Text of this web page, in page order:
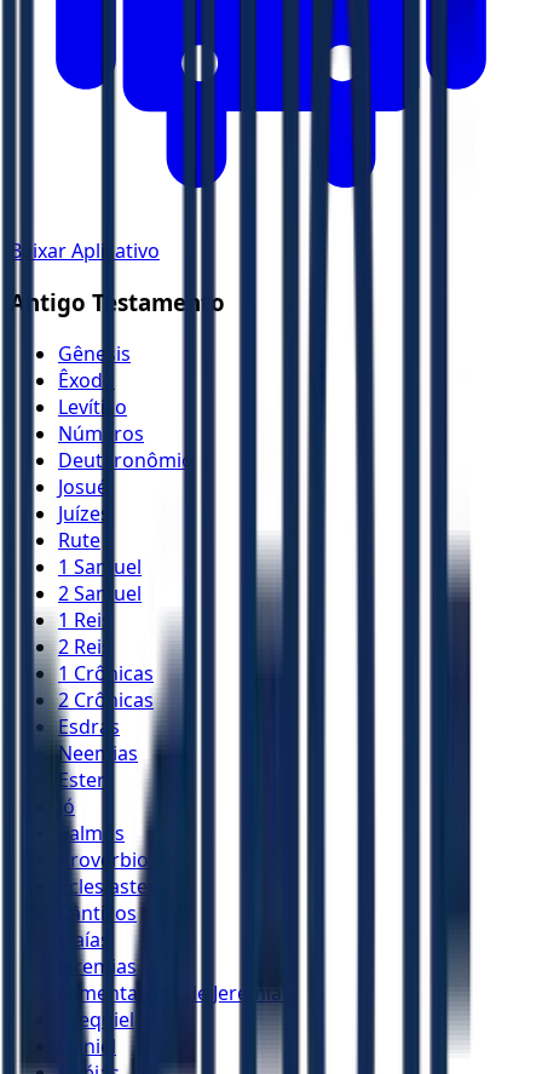
Baixar Aplicativo
Antigo Testamento
Gênesis
Êxodo
Levítico
Números
Deuteronômio
Josué
Juízes
Rute
1 Samuel
2 Samuel
1 Reis
2 Reis
1 Crônicas
2 Crônicas
Esdras
Neemias
Ester
Jó
Salmos
Provérbios
Eclesiastes
Cânticos
Isaías
Jeremias
Lamentações de Jeremias
Ezequiel
Daniel